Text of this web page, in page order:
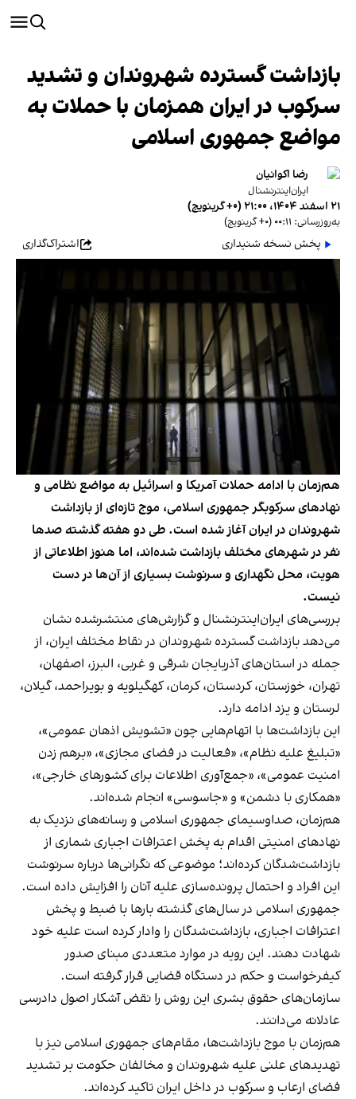
بازداشت گسترده شهروندان و تشدید
سرکوب در ایران همزمان با حملات به
مواضع جمهوری اسلامی
رضا اکوانیان
ایران‌اینترنشنال
۲۱ اسفند ۱۴۰۴، ۲۱:۰۰ (‎+۰ گرینویچ)
به‌روزرسانی: ۰۰:۱۱ (‎+۰ گرینویچ)
پخش نسخه شنیداری اشتراک‌گذاری
هم‌زمان با ادامه حملات آمریکا و اسرائیل به مواضع نظامی و
نهادهای سرکوبگر جمهوری اسلامی، موج تازه‌ای از بازداشت
شهروندان در ایران آغاز شده است. طی دو هفته گذشته صدها
نفر در شهرهای مختلف بازداشت شده‌اند، اما هنوز اطلاعاتی از
هویت، محل نگهداری و سرنوشت بسیاری از آن‌ها در دست
نیست.
بررسی‌های ایران‌اینترنشنال و گزارش‌های منتشرشده نشان
می‌دهد بازداشت گسترده شهروندان در نقاط مختلف ایران، از
جمله در استان‌های آذربایجان شرقی و غربی، البرز، اصفهان،
تهران، خوزستان، کردستان، کرمان، کهگیلویه و بویراحمد، گیلان،
لرستان و یزد ادامه دارد.
این بازداشت‌ها با اتهام‌هایی چون «تشویش اذهان عمومی»،
«تبلیغ علیه نظام»، «فعالیت در فضای مجازی»، «برهم زدن
امنیت عمومی»، «جمع‌آوری اطلاعات برای کشورهای خارجی»،
«همکاری با دشمن» و «جاسوسی» انجام شده‌اند.
هم‌زمان، صداوسیمای جمهوری اسلامی و رسانه‌های نزدیک به
نهادهای امنیتی اقدام به پخش اعترافات اجباری شماری از
بازداشت‌شدگان کرده‌اند؛ موضوعی که نگرانی‌ها درباره سرنوشت
این افراد و احتمال پرونده‌سازی علیه آنان را افزایش داده است.
جمهوری اسلامی در سال‌های گذشته بارها با ضبط و پخش
اعترافات اجباری، بازداشت‌شدگان را وادار کرده است علیه خود
شهادت دهند. این رویه در موارد متعددی مبنای صدور
کیفرخواست و حکم در دستگاه قضایی قرار گرفته است.
سازمان‌های حقوق بشری این روش را نقض آشکار اصول دادرسی
عادلانه می‌دانند.
هم‌زمان با موج بازداشت‌ها، مقام‌های جمهوری اسلامی نیز با
تهدیدهای علنی علیه شهروندان و مخالفان حکومت بر تشدید
فضای ارعاب و سرکوب در داخل ایران تاکید کرده‌اند.